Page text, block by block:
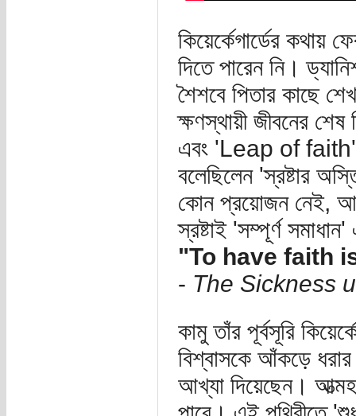
কিয়ের্কেগার্ডের কথায়
দিতে পারেন নি।
শৈশবে পিতার কাছে
ক্ষণস্থায়ী জীবনের
এবং 'Leap of faith'
বলেছিলেন 'স্রষ্টার
কোন প্রয়োজন নেই,
স্রষ্টাই 'সম্পূর্ণ
"To have faith
- The Sickness
কামু তাঁর পূর্বসূরি
বিশ্বাসকে আঁকড়ে
আখ্যা দিয়েছেন।